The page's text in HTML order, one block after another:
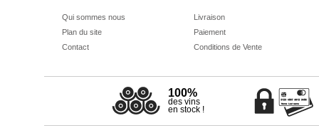
Qui sommes nous
Plan du site
Contact
Livraison
Paiement
Conditions de Vente
100%
des vins
en stock !